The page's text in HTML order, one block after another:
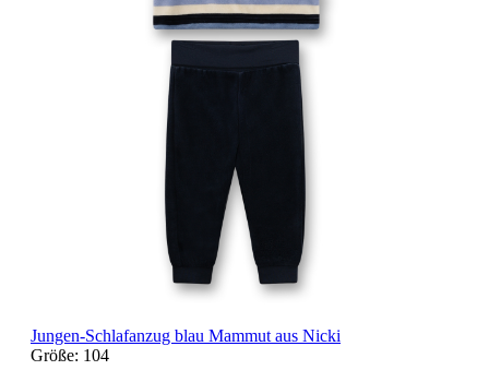
Jungen-Schlafanzug blau Mammut aus Nicki
Größe: 104